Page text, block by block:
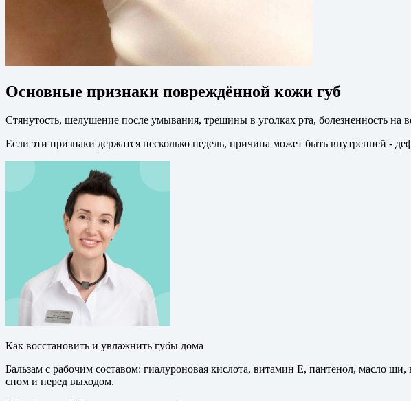
Основные признаки повреждённой кожи губ
Стянутость, шелушение после умывания, трещины в уголках рта, болезненность
Если эти признаки держатся несколько недель, причина может быть внутренней -
Как восстановить и увлажнить губы дома
Бальзам с рабочим составом: гиалуроновая кислота, витамин E, пантенол, масло
сном и перед выходом.